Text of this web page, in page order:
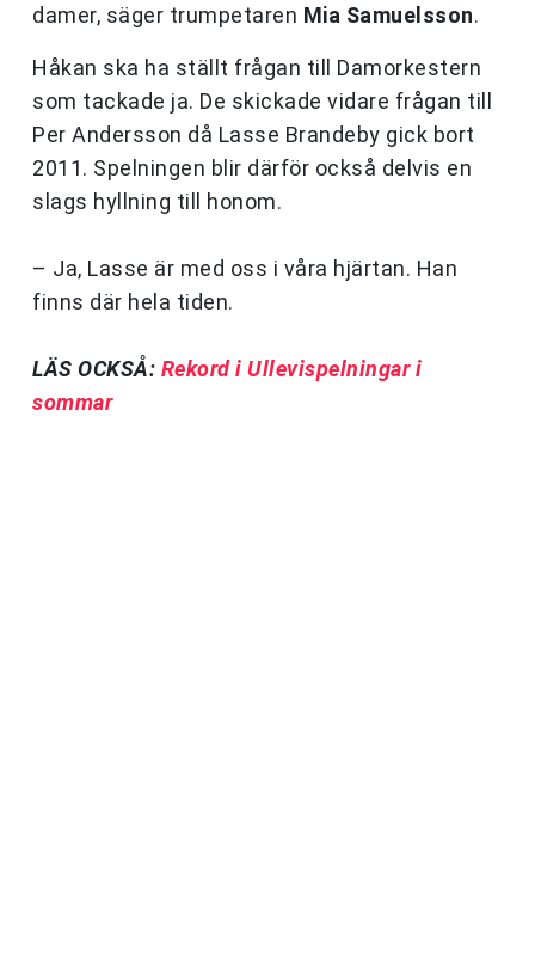
damer, säger trumpetaren Mia Samuelsson.
Håkan ska ha ställt frågan till Damorkestern
som tackade ja. De skickade vidare frågan till
Per Andersson då Lasse Brandeby gick bort
2011. Spelningen blir därför också delvis en
slags hyllning till honom.
– Ja, Lasse är med oss i våra hjärtan. Han
finns där hela tiden.
LÄS OCKSÅ: Rekord i Ullevispelningar i
sommar